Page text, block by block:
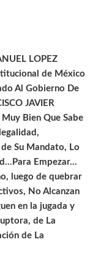
LOPEZ
de México
Al Gobierno De
JAVIER
Muy Bien Que Sabe
Su Mandato, Lo
Empezar…
luego de quebrar
No Alcanzan
en la jugada y
de La
de La